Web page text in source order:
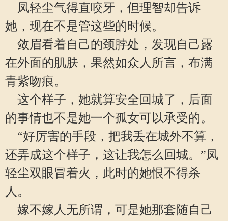
凤轻尘气得直咬牙，但理智却告诉
她，现在不是管这些的时候。
敛眉看着自己的颈脖处，发现自己露
在外面的肌肤，果然如众人所言，布满
青紫吻痕。
这个样子，她就算安全回城了，后面
的事情也不是她一个孤女可以承受的。
“好厉害的手段，把我丢在城外不算，
还弄成这个样子，这让我怎么回城。”凤
轻尘双眼冒着火，此时的她恨不得杀
人。
嫁不嫁人无所谓，可是她那套随自己